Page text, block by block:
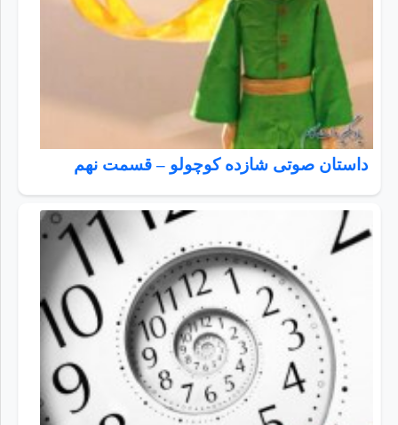
داستان صوتی شازده کوچولو – قسمت نهم